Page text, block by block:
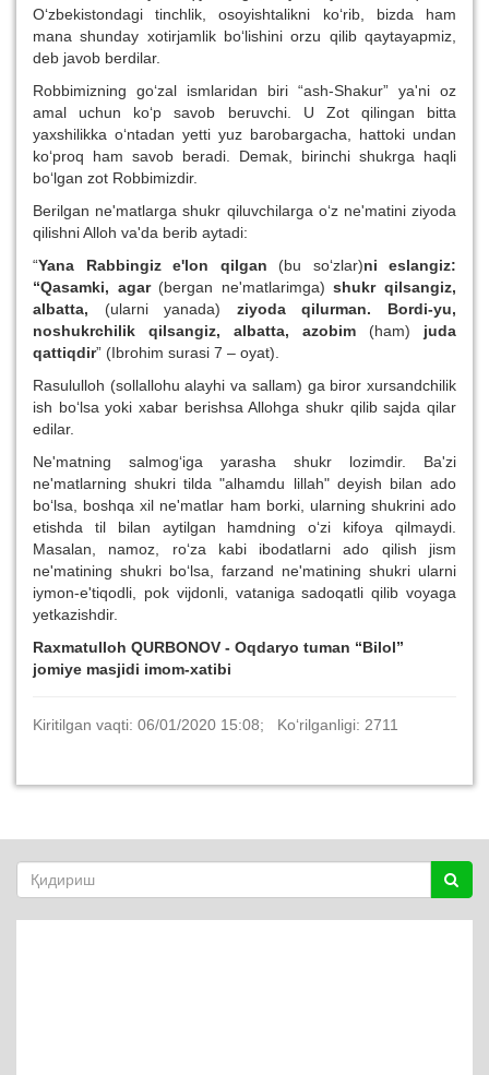
O‘zbekistondagi tinchlik, osoyishtalikni ko‘rib, bizda ham
mana shunday xotirjamlik bo‘lishini orzu qilib qaytayapmiz,
deb javob berdilar.
Robbimizning go‘zal ismlaridan biri “ash-Shakur” ya'ni oz
amal uchun ko‘p savob beruvchi. U Zot qilingan bitta
yaxshilikka o‘ntadan yetti yuz barobargacha, hattoki undan
ko‘proq ham savob beradi. Demak, birinchi shukrga haqli
bo‘lgan zot Robbimizdir.
Berilgan ne'matlarga shukr qiluvchilarga o‘z ne'matini ziyoda
qilishni Alloh va'da berib aytadi:
“Yana Rabbingiz e'lon qilgan (bu so‘zlar)ni eslangiz:
“Qasamki, agar(bergan ne'matlarimga)shukr qilsangiz,
albatta, (ularni yanada) ziyoda qilurman. Bordi-yu,
noshukrchilik qilsangiz, albatta, azobim (ham) juda
qattiqdir” (Ibrohim surasi 7 – oyat).
Rasululloh (sollallohu alayhi va sallam) ga biror xursandchilik
ish bo‘lsa yoki xabar berishsa Allohga shukr qilib sajda qilar
edilar.
Ne'matning salmog‘iga yarasha shukr lozimdir. Ba'zi
ne'matlarning shukri tilda "alhamdu lillah" deyish bilan ado
bo‘lsa, boshqa xil ne'matlar ham borki, ularning shukrini ado
etishda til bilan aytilgan hamdning o‘zi kifoya qilmaydi.
Masalan, namoz, ro‘za kabi ibodatlarni ado qilish jism
ne'matining shukri bo‘lsa, farzand ne'matining shukri ularni
iymon-e'tiqodli, pok vijdonli, vataniga sadoqatli qilib voyaga
yetkazishdir.
Raxmatulloh QURBONOV - Oqdaryo tuman “Bilol”
jomiye masjidi imom-xatibi
Kiritilgan vaqti: 06/01/2020 15:08; Ko‘rilganligi: 2711